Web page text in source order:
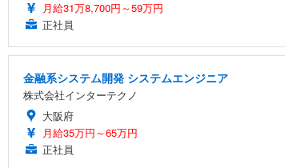
月給31万8,700円～59万円
正社員
金融系システム開発 システムエンジニア
株式会社インターテクノ
大阪府
月給35万円～65万円
正社員